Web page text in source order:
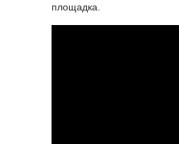
площадка.